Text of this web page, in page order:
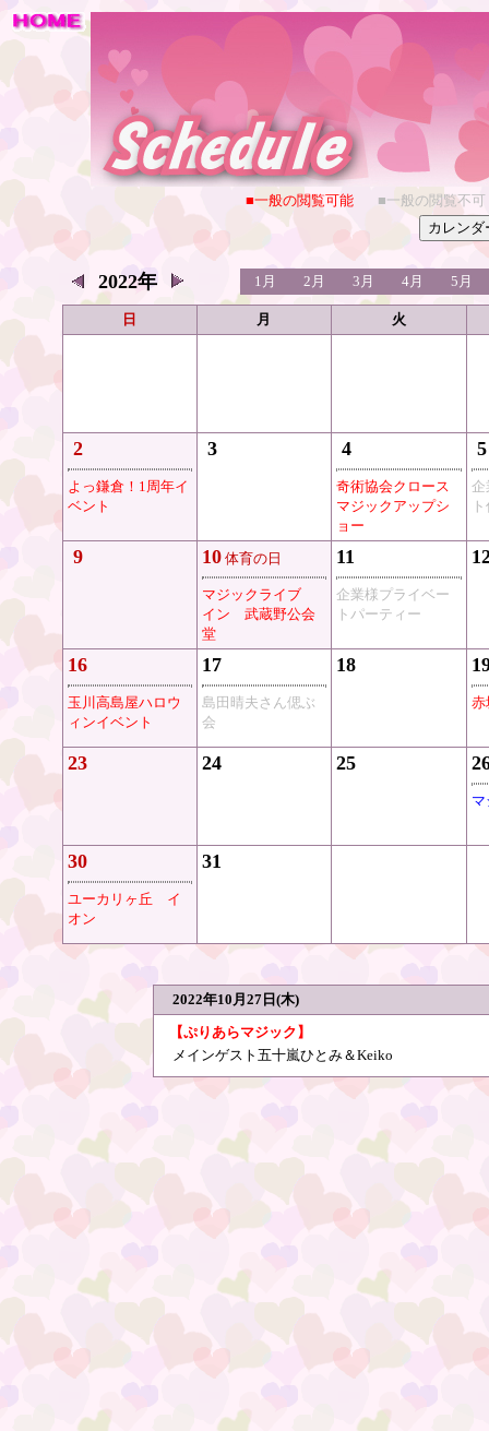
■一般の閲覧可能 ■一般の閲覧不可
2022年 1月 2月 3月 4月 5月
日 月 火
2
よっ鎌倉！1周年イ
ベント
3 4
奇術協会クロース
マジックアップシ
ョー
5
企
9 10体育の日
マジックライブ
イン 武蔵野公会
堂
11
企業様プライベー
トパーティー
16
玉川高島屋ハロウ
ィンイベント
17
島田晴夫さん偲ぶ
会
18
23 24 25
30
ユーカリヶ丘 イ
オン
31
2022年10月27日(木)
【ぷりあらマジック】
メインゲスト五十嵐ひとみ＆Keiko